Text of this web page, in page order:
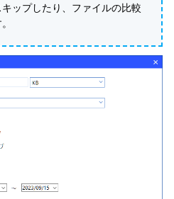
ップしたり、ファイルの比較